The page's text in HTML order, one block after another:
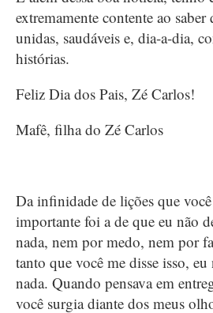
extremamente contente ao saber
unidas, saudáveis e, dia-a-dia,
histórias.
Feliz Dia dos Pais, Zé Carlos!
Mafê, filha do Zé Carlos
Da infinidade de lições que
importante foi a de que eu não
nada, nem por medo, nem por
tanto que você me disse isso,
nada. Quando pensava em
você surgia diante dos meus